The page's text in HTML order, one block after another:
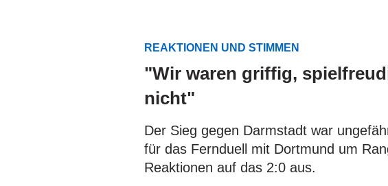
REAKTIONEN UND STIMMEN
"Wir waren griffig,
nicht"
Der Sieg gegen Darmstadt war
für das Fernduell mit Dortmund um
Reaktionen auf das 2:0 aus.